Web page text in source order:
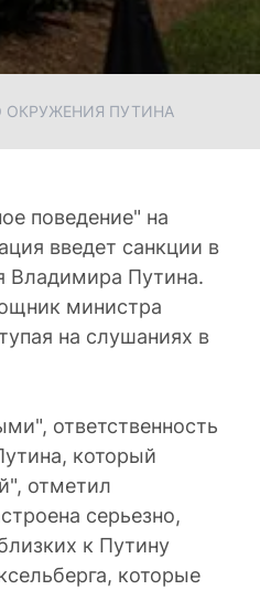
ПУТИНА
поведение" на
введет санкции в
Владимира Путина.
министра
на слушаниях в
ответственность
который
отметил
серьезно,
к Путину
которые